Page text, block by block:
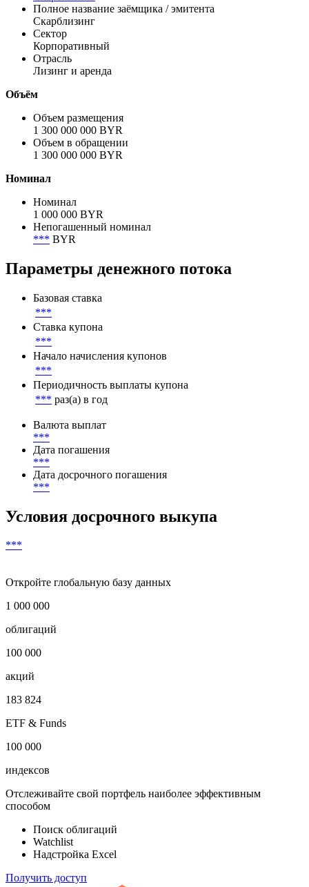
Показать все
Эмитент
Скарблизинг
Полное название заёмщика / эмитента
Скарблизинг
Корпоративный
Лизинг и аренда
Объём
1 300 000 000 BYR
1 300 000 000 BYR
Номинал
Непогашенный номинал
Параметры денежного потока
Базовая ставка
***
Ставка купона
***
Начало начисления купонов
Периодичность выплаты купона
*** раз(а) в год
Валюта выплат
***
Дата досрочного погашения
Откройте глобальную базу данных
1 000 000
облигаций
100 000
акций
183 824
ETF & Funds
100 000
Отслеживайте свой портфель наиболее эффективным
способом
Поиск облигаций